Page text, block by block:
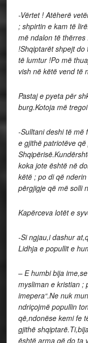
-Vërtet ! Atëherë
; shpirtin e kam të
më ndalon të
!Shqiptarët shpejt
të lumtur !Po më
vish në këtë vend të
Pastaj e pyeta për
burg.Kotoja më
-Sulltani deshi të më
e gjithë patriotëve
koka jote është në
këtë ; po di që
përgjigje që më solli
Kapërceva lotët e
-Si ngjau,i dashur
Lidhja e popullit e
– E humbi bija
mysliman e kristian ;
imepera“.Ne nuk
ndriçojmë popullin
që,ndonëse kemi fe
gjithë
është arma që do ta